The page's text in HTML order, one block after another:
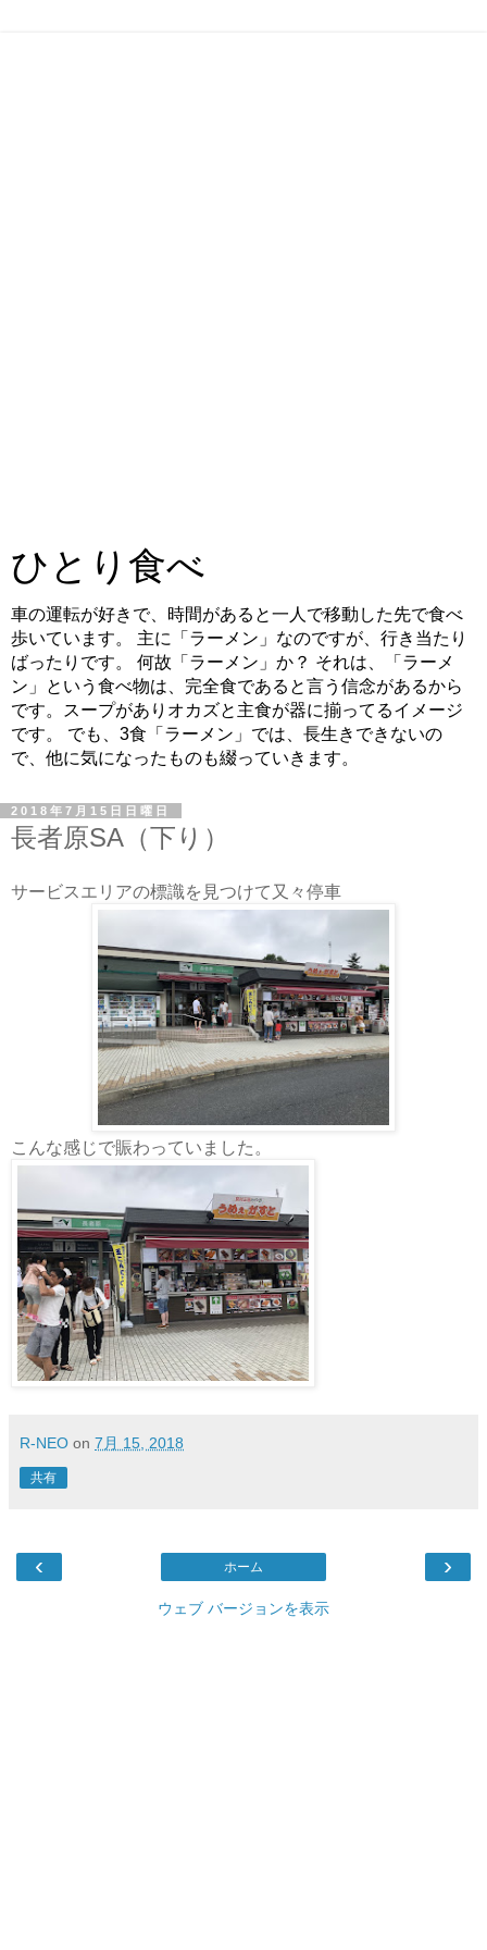
ひとり食べ
車の運転が好きで、時間があると一人で移動した先で食べ
歩いています。 主に「ラーメン」なのですが、行き当たり
ばったりです。 何故「ラーメン」か？ それは、「ラーメ
ン」という食べ物は、完全食であると言う信念があるから
です。スープがありオカズと主食が器に揃ってるイメージ
です。 でも、3食「ラーメン」では、長生きできないの
で、他に気になったものも綴っていきます。
2018年7月15日日曜日
長者原SA（下り）
サービスエリアの標識を見つけて又々停車
こんな感じで賑わっていました。
R-NEO on 7月 15, 2018
共有
‹ ›
ホーム
ウェブ バージョンを表示